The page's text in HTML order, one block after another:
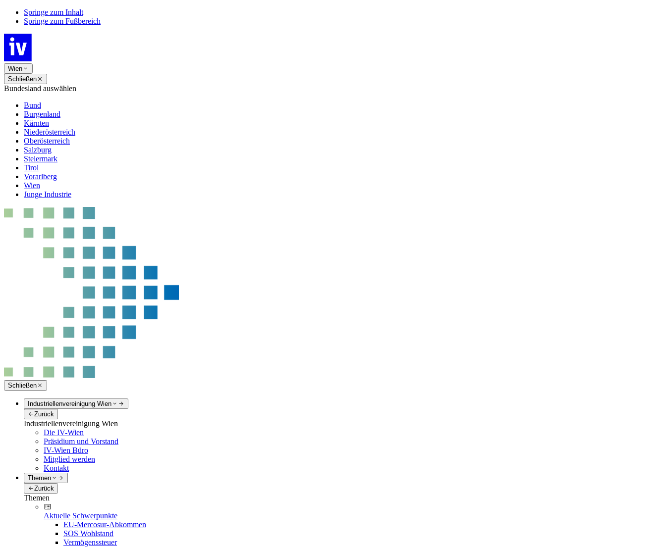
Springe zum Inhalt
Springe zum Fußbereich
Wien
Schließen
Bundesland auswählen
Bund
Burgenland
Kärnten
Niederösterreich
Oberösterreich
Salzburg
Steiermark
Tirol
Vorarlberg
Wien
Junge Industrie
Schließen
Industriellenvereinigung Wien
Zurück
Industriellenvereinigung Wien
Die IV-Wien
Präsidium und Vorstand
IV-Wien Büro
Mitglied werden
Kontakt
Themen
Zurück
Themen
Aktuelle Schwerpunkte
EU-Mercosur-Abkommen
SOS Wohlstand
Vermögenssteuer